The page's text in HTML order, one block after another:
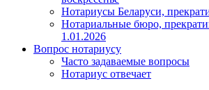
Нотариусы Беларуси,
Нотариальные бюро,
1.01.2026
Вопрос нотариусу
Часто задаваемые вопросы
Нотариус отвечает